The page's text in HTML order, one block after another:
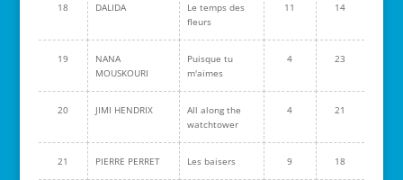
18 DALIDA
Le temps des
fleurs
11 14
19
NANA
MOUSKOURI
Puisque tu
m'aimes
4 23
20 JIMI HENDRIX
All along the
watchtower
4 21
21 PIERRE PERRET Les baisers 9 18